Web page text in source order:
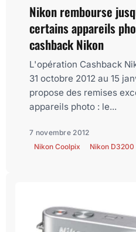
Nikon rembourse
certains appareils
cashback Nikon
L'opération Cashback
31 octobre 2012 au 15
propose des remises
appareils photo : le...
7 novembre 2012
Nikon Coolpix
Nikon D3200